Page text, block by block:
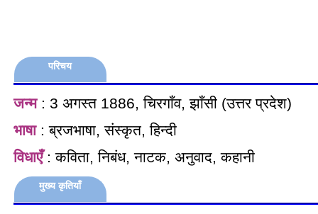
परिचय
जन्म: 3 अगस्त 1886, चिरगाँव, झाँसी (उत्तर प्रदेश)
भाषा: ब्रजभाषा, संस्कृत, हिन्दी
विधाएँ: कविता, निबंध, नाटक, अनुवाद, कहानी
मुख्य कृतियाँ